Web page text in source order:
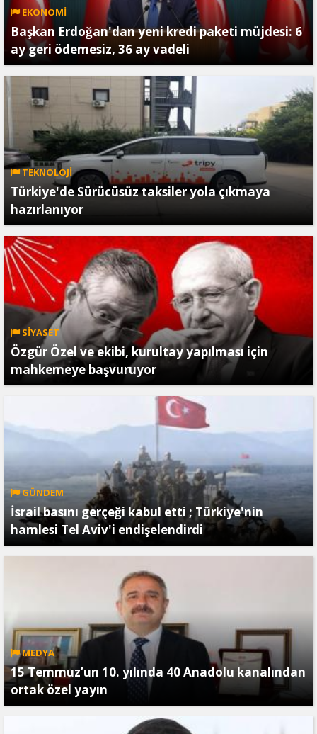
EKONOMİ
Başkan Erdoğan'dan yeni kredi paketi müjdesi: 6
ay geri ödemesiz, 36 ay vadeli
TEKNOLOJİ
Türkiye'de Sürücüsüz taksiler yola çıkmaya
hazırlanıyor
SİYASET
Özgür Özel ve ekibi, kurultay yapılması için
mahkemeye başvuruyor
GÜNDEM
İsrail basını gerçeği kabul etti ; Türkiye'nin
hamlesi Tel Aviv'i endişelendirdi
MEDYA
15 Temmuz’un 10. yılında 40 Anadolu kanalından
ortak özel yayın